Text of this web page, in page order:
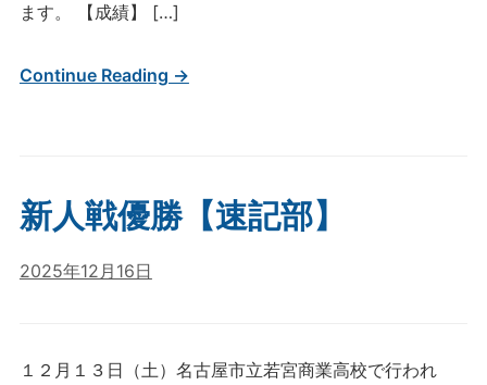
ます。 【成績】 […]
Continue Reading →
新人戦優勝【速記部】
2025年12月16日
１２月１３日（土）名古屋市立若宮商業高校で行われ